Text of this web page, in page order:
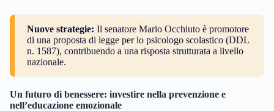
Nuove strategie: Il senatore Mario Occhiuto è promotore
di una proposta di legge per lo psicologo scolastico (DDL
n. 1587), contribuendo a una risposta strutturata a livello
nazionale.
Un futuro di benessere: investire nella prevenzione e
nell’educazione emozionale